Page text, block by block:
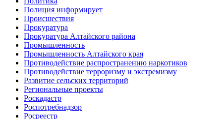
Полиция информирует
Происшествия
Прокуратура
Прокуратура Алтайского района
Промышленность
Промышленность Алтайского края
Противодействие распространению наркотиков
Противодействие терроризму и экстремизму
Развитие сельских территорий
Региональные проекты
Роскадастр
Роспотребнадзор
Росреестр